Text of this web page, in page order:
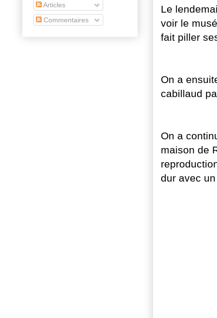
Le
voir le
fait piller
On a
cabillaud
On a
maison de
dur avec
Articles
Commentaires